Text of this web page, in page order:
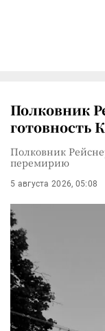
Полковник
готовность
Полковник
перемирию
5 августа 2026, 05:08